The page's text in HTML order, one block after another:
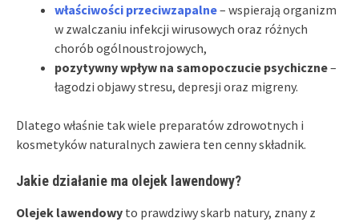
właściwości przeciwzapalne– wspierają organizm
w zwalczaniu infekcji wirusowych oraz różnych
chorób ogólnoustrojowych,
pozytywny wpływ na samopoczucie psychiczne–
łagodzi objawy stresu, depresji oraz migreny.
Dlatego właśnie tak wiele preparatów zdrowotnych i
kosmetyków naturalnych zawiera ten cenny składnik.
Jakie działanie ma olejek lawendowy?
Olejek lawendowy to prawdziwy skarb natury, znany z